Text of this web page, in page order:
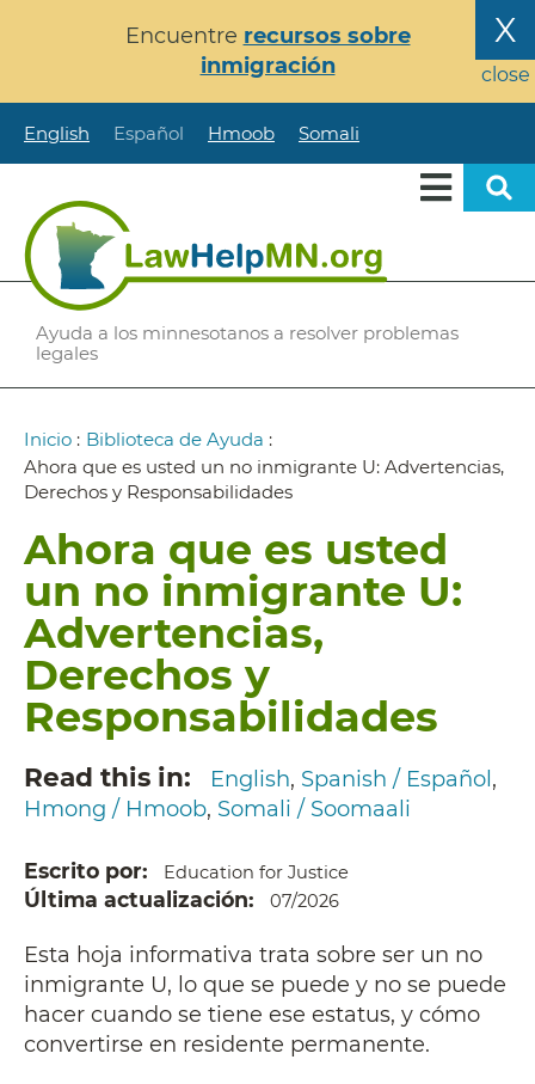
principal
X
close
Encuentre recursos sobre
inmigración
English Español Hmoob Somali
Ayuda a los minnesotanos a resolver problemas
legales
Ruta
de
navegación
Inicio : Biblioteca de Ayuda :
Ahora que es usted un no inmigrante U: Advertencias,
Derechos y Responsabilidades
Ahora que es usted
un no inmigrante U:
Advertencias,
Derechos y
Responsabilidades
Read this in English Spanish / Español
Hmong / Hmoob Somali / Soomaali
Escrito por Education for Justice
Última actualización 07/2026
Esta hoja informativa trata sobre ser un no
inmigrante U, lo que se puede y no se puede
hacer cuando se tiene ese estatus, y cómo
convertirse en residente permanente.